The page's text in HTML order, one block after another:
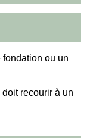
ou un
recourir à un